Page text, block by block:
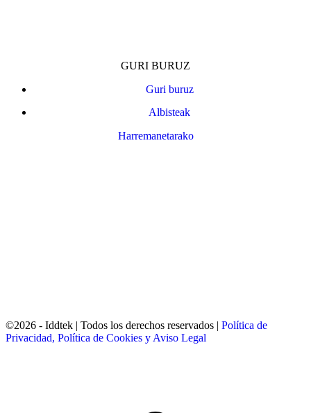
GURI BURUZ
Guri buruz
Albisteak
Harremanetarako
©2026 - Iddtek | Todos los derechos reservados | Política de
Privacidad, Política de Cookies y Aviso Legal